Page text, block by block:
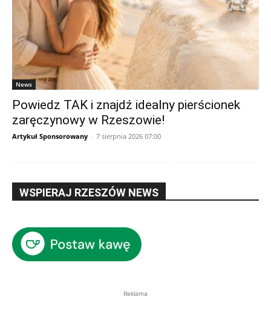
News
Powiedz TAK i znajdź idealny pierścionek
zaręczynowy w Rzeszowie!
Artykuł Sponsorowany - 7 sierpnia 2026 07:00
WSPIERAJ RZESZÓW NEWS
Reklama